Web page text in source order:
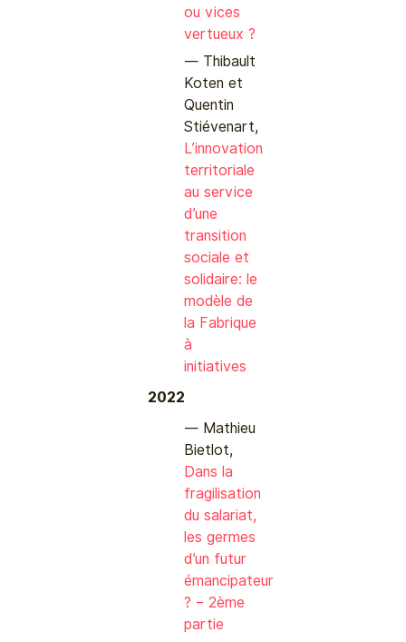
ou vices
vertueux ?
Thibault
Koten et
Quentin
Stiévenart,
L’innovation
territoriale
au service
d’une
transition
sociale et
solidaire: le
modèle de
la Fabrique
à
initiatives
2022
Mathieu
Bietlot,
Dans la
fragilisation
du salariat,
les germes
d’un futur
émancipateur
? – 2ème
partie